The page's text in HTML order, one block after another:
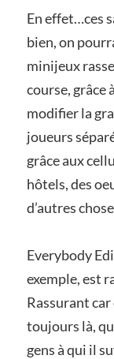
En effet…ces
bien, on
minijeux
course, grâce
modifier la
joueurs
grâce aux
hôtels, des
d’autres
Everybody
exemple, est
Rassurant
toujours là,
gens à qui il